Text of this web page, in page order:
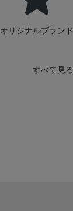
オリジナルブランド
すべて見る